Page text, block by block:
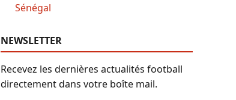
Sénégal
NEWSLETTER
Recevez les dernières actualités football
directement dans votre boîte mail.